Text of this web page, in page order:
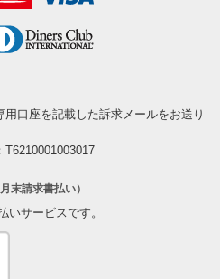
口座を記載した訴求メールをお送り
末請求書払い）
いサービスです。